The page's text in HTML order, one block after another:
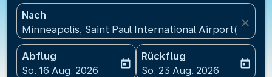
Nach
Minneapolis, Saint Paul International Airport(MSP),
close
Abflug
fc-booking-departure-date-aria-label
So. 16 Aug. 2026
today
Rückflug
fc-booking-return-date-
So. 23 Aug. 2026
today